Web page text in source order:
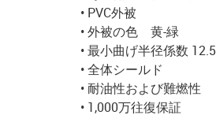
• PVC外被
• 外被の色 黄-緑
• 最小曲げ半径係数
• 全体シールド
• 耐油性および難燃性
• 1,000万往復保証